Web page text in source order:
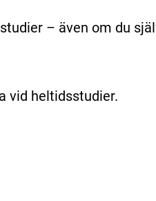
– även om du
vid heltidsstudier.